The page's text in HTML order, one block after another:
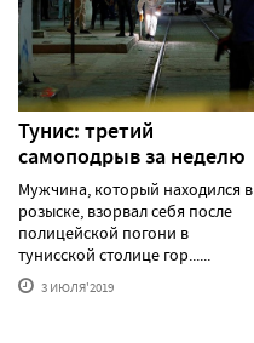
Тунис: третий
самоподрыв за неделю
Мужчина, который находился в
розыске, взорвал себя после
полицейской погони в
тунисской столице гор......
3 ИЮЛЯ'2019